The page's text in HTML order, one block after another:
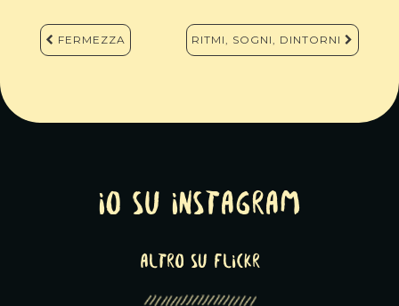
Navigazione
articoli
FERMEZZA RITMI, SOGNI, DINTORNI
Io su Instagram
altro su Flickr